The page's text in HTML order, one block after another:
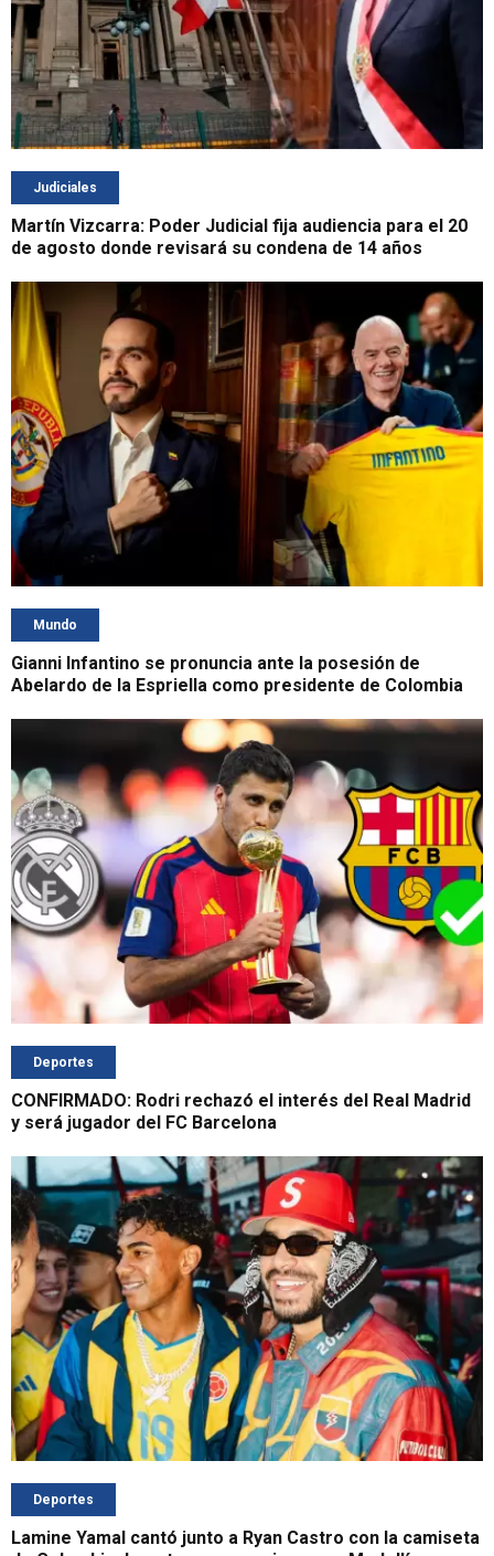
Judiciales
Martín Vizcarra: Poder Judicial fija audiencia para el 20
de agosto donde revisará su condena de 14 años
Mundo
Gianni Infantino se pronuncia ante la posesión de
Abelardo de la Espriella como presidente de Colombia
Deportes
CONFIRMADO: Rodri rechazó el interés del Real Madrid
y será jugador del FC Barcelona
Deportes
Lamine Yamal cantó junto a Ryan Castro con la camiseta